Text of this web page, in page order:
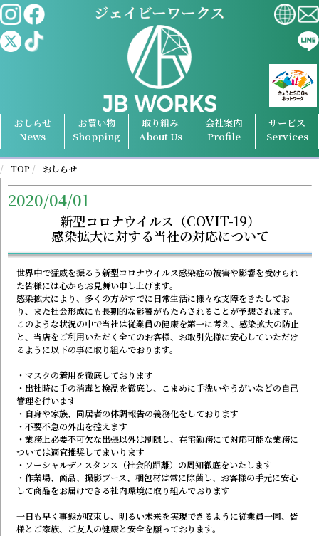
おしらせ
News
お買い物
Shopping
取り組み
About Us
会社案内
Profile
サービス
Services
TOP おしらせ
2020/04/01
新型コロナウイルス（COVIT-19）
感染拡大に対する当社の対応について
世界中で猛威を振るう新型コロナウイルス感染症の被害や影響を受けられ
た皆様には心からお見舞い申し上げます。
感染拡大により、多くの方がすでに日常生活に様々な支障をきたしてお
り、また社会形成にも長期的な影響がもたらされることが予想されます。
このような状況の中で当社は従業員の健康を第一に考え、感染拡大の防止
と、当店をご利用いただく全てのお客様、お取引先様に安心していただけ
るように以下の事に取り組んでおります。
・マスクの着用を徹底しております
・出社時に手の消毒と検温を徹底し、こまめに手洗いやうがいなどの自己
管理を行います
・自身や家族、同居者の体調報告の義務化をしております
・不要不急の外出を控えます
・業務上必要不可欠な出張以外は制限し、在宅勤務にて対応可能な業務に
ついては適宜推奨してまいります
・ソーシャルディスタンス（社会的距離）の周知徹底をいたします
・作業場、商品、撮影ブース、梱包材は常に除菌し、お客様の手元に安心
して商品をお届けできる社内環境に取り組んでおります
一日も早く事態が収束し、明るい未来を実現できるように従業員一同、皆
様とご家族、ご友人の健康と安全を願っております。